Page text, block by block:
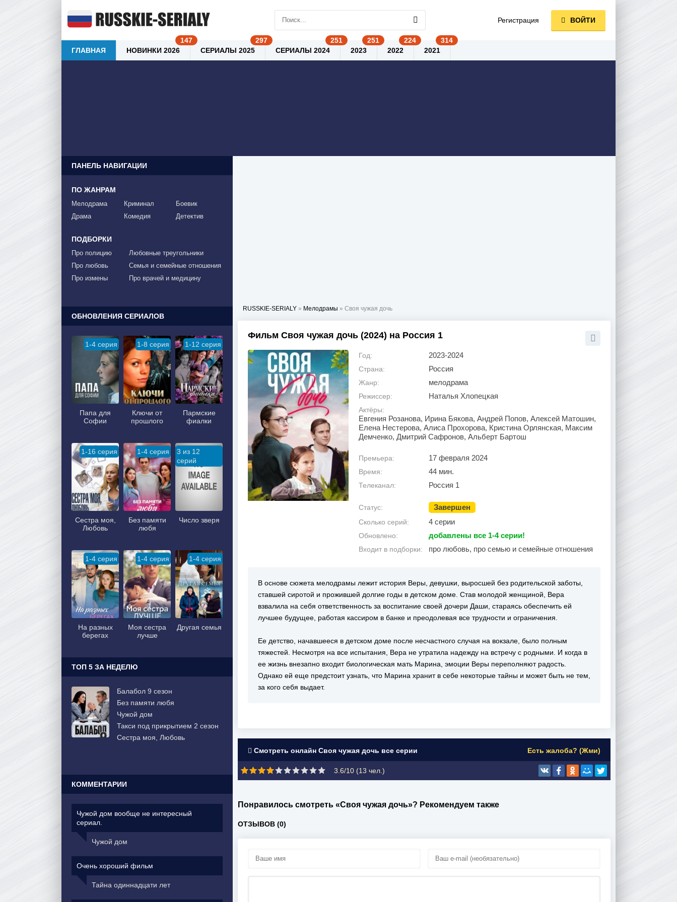
RUSSKIE-SERIALY » Мелодрамы » Своя чужая дочь
Фильм Своя чужая дочь (2024) на Россия 1
Год: 2023-2024
Страна: Россия
Жанр: мелодрама
Режиссер: Наталья Хлопецкая
Актёры:
Евгения Розанова, Ирина Бякова, Андрей Попов, Алексей Матошин,
Елена Нестерова, Алиса Прохорова, Кристина Орлянская, Максим
Демченко, Дмитрий Сафронов, Альберт Бартош
Премьера: 17 февраля 2024
Время: 44 мин.
Телеканал: Россия 1
Статус: Завершен
Сколько серий: 4 серии
Обновлено: добавлены все 1-4 серии!
Входит в подборки: про любовь, про семью и семейные отношения
В основе сюжета мелодрамы лежит история Веры, девушки, выросшей без родительской заботы,
ставшей сиротой и прожившей долгие годы в детском доме. Став молодой женщиной, Вера
взвалила на себя ответственность за воспитание своей дочери Даши, стараясь обеспечить ей
лучшее будущее, работая кассиром в банке и преодолевая все трудности и ограничения.
Ее детство, начавшееся в детском доме после несчастного случая на вокзале, было полным
тяжестей. Несмотря на все испытания, Вера не утратила надежду на встречу с родными. И когда в
ее жизнь внезапно входит биологическая мать Марина, эмоции Веры переполняют радость.
Однако ей еще предстоит узнать, что Марина хранит в себе некоторые тайны и может быть не тем,
за кого себя выдает.
Смотреть онлайн Своя чужая дочь все серии Есть жалоба? (Жми)
3.6/10 (13 чел.)
Понравилось смотреть «Своя чужая дочь»? Рекомендуем также
ОТЗЫВОВ (0)
ПАНЕЛЬ НАВИГАЦИИ
ПО ЖАНРАМ
Мелодрама
Драма
Криминал
Комедия
Боевик
Детектив
ПОДБОРКИ
Про полицию
Про любовь
Про измены
Любовные треугольники
Семья и семейные отношения
Про врачей и медицину
ОБНОВЛЕНИЯ СЕРИАЛОВ
1-4 серия
Папа для
Софии
1-8 серия
Ключи от
прошлого
1-12 серия
Пармские
фиалки
1-16 серия
Сестра моя,
Любовь
1-4 серия
Без памяти
любя
3 из 12
серий
Число зверя
1-4 серия
На разных
берегах
1-4 серия
Моя сестра
лучше
1-4 серия
Другая семья
ТОП 5 ЗА НЕДЕЛЮ
Балабол 9 сезон
Без памяти любя
Чужой дом
Такси под прикрытием 2 сезон
Сестра моя, Любовь
КОММЕНТАРИИ
Чужой дом вообще не интересный
сериал.
Чужой дом
Очень хороший фильм
Тайна одиннадцати лет
Регистрация ВОЙТИ
ГЛАВНАЯ НОВИНКИ 2026 СЕРИАЛЫ 2025 СЕРИАЛЫ 2024 2023 2022 2021